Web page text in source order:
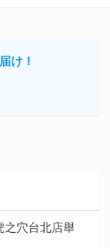
け！
之穴台北店舉